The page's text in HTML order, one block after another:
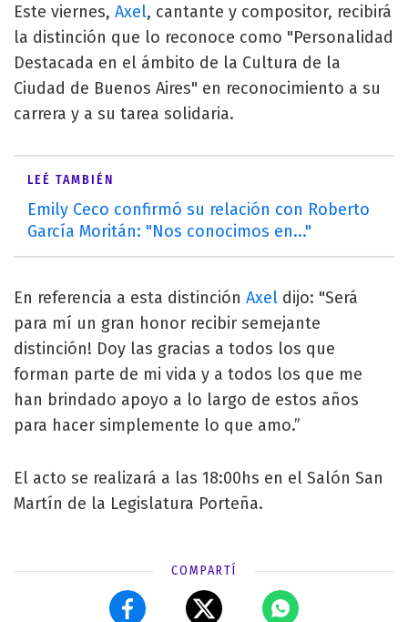
Este viernes, Axel, cantante y compositor, recibirá
la distinción que lo reconoce como "Personalidad
Destacada en el ámbito de la Cultura de la
Ciudad de Buenos Aires" en reconocimiento a su
carrera y a su tarea solidaria.
LEÉ TAMBIÉN
Emily Ceco confirmó su relación con Roberto
García Moritán: "Nos conocimos en..."
En referencia a esta distinción Axel dijo: "Será
para mí un gran honor recibir semejante
distinción! Doy las gracias a todos los que
forman parte de mi vida y a todos los que me
han brindado apoyo a lo largo de estos años
para hacer simplemente lo que amo.”
El acto se realizará a las 18:00hs en el Salón San
Martín de la Legislatura Porteña.
COMPARTÍ